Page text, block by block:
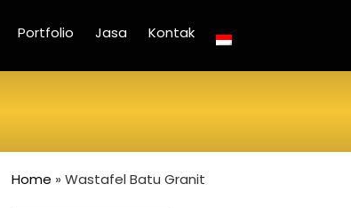
Portfolio Jasa Kontak
Home » Wastafel Batu Granit